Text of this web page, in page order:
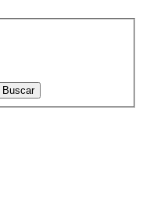
Buscar